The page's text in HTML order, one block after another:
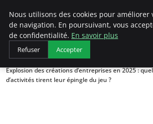
LECFCM
Accueil
Création d'entreprise
Explosion des créations d’entreprises en 2025 :
d’activités tirent leur épingle du jeu ?
Nous utilisons des cookies pour améliorer
de navigation. En poursuivant, vous
de confidentialité. En savoir plus
Refuser Accepter